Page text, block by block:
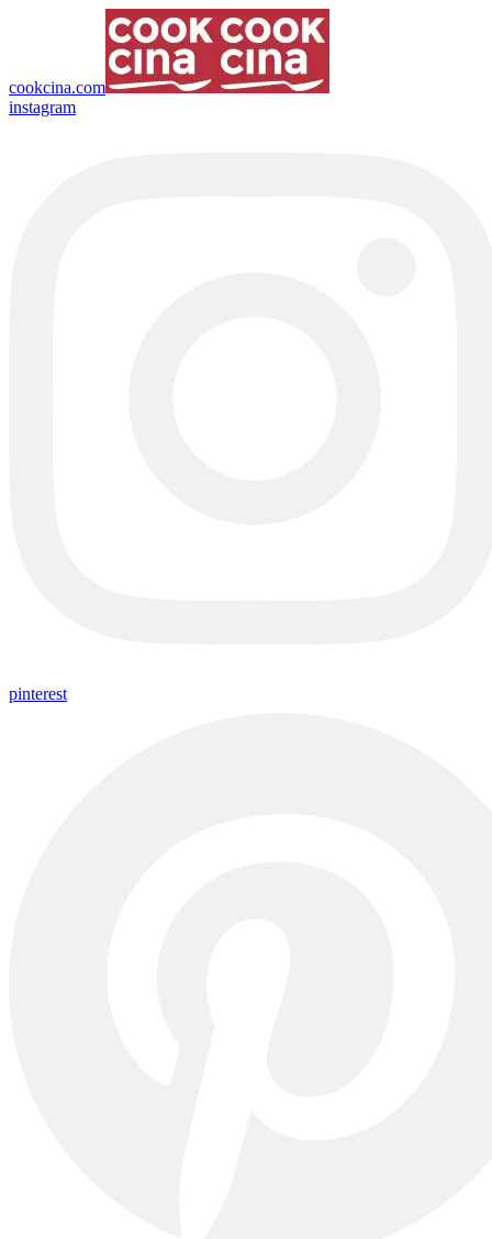
cookcina.com
instagram
pinterest